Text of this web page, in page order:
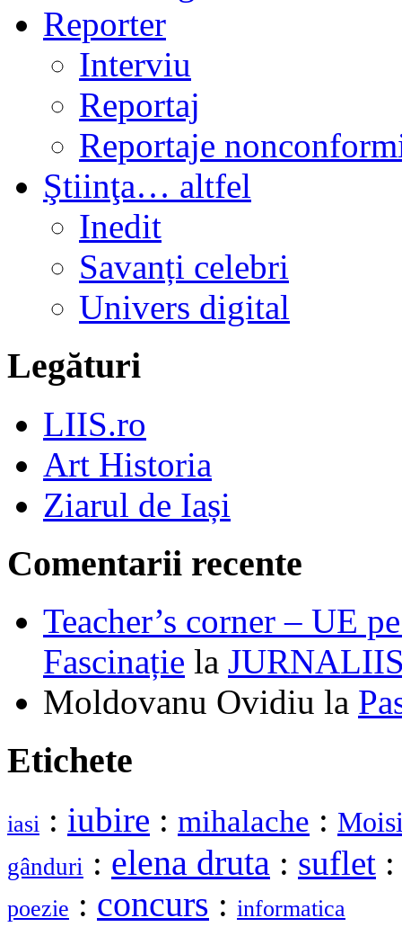
Reporter
Interviu
Reportaj
Reportaje
Ştiinţa… altfel
Inedit
Savanți celebri
Univers digital
Legături
LIIS.ro
Art Historia
Ziarul de Iași
Comentarii recente
Teacher’s corner – UE
Fascinație la
Moldovanu Ovidiu la
Etichete
iasi : iubire : mihalache :
gânduri : elena druta : suflet
poezie : concurs : informatica